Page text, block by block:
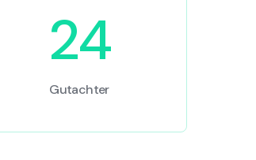
24
Gutachter